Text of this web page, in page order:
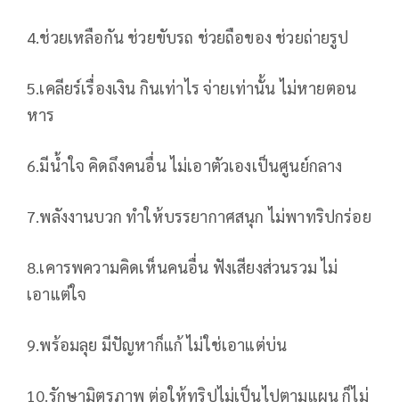
4.ช่วยเหลือกัน ช่วยขับรถ ช่วยถือของ ช่วยถ่ายรูป
5.เคลียร์เรื่องเงิน กินเท่าไร จ่ายเท่านั้น ไม่หายตอน
หาร
6.มีน้ำใจ คิดถึงคนอื่น ไม่เอาตัวเองเป็นศูนย์กลาง
7.พลังงานบวก ทำให้บรรยากาศสนุก ไม่พาทริปกร่อย
8.เคารพความคิดเห็นคนอื่น ฟังเสียงส่วนรวม ไม่
เอาแต่ใจ
9.พร้อมลุย มีปัญหาก็แก้ ไม่ใช่เอาแต่บ่น
10.รักษามิตรภาพ ต่อให้ทริปไม่เป็นไปตามแผน ก็ไม่